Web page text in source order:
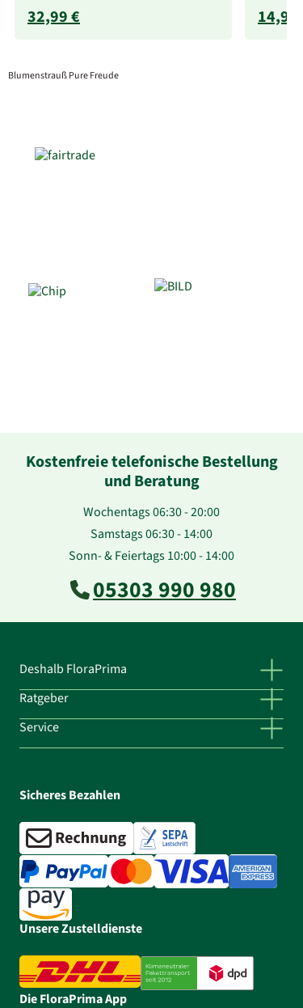
32,99 € 14,99 €
Blumenstrauß Pure Freude
Kostenfreie telefonische Bestellung
und Beratung
Wochentags 06:30 - 20:00
Samstags 06:30 - 14:00
Sonn- & Feiertags 10:00 - 14:00
05303 990 980
Deshalb FloraPrima
Ratgeber
Service
Sicheres Bezahlen
Unsere Zustelldienste
Die FloraPrima App